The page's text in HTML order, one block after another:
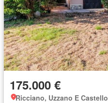
175.000 €
Ricciano, Uzzano E Castello